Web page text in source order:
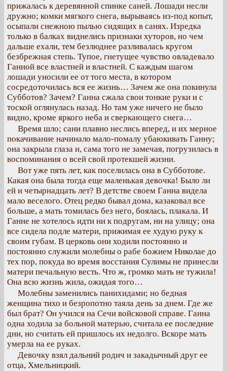
прижалась к деревянной спинке саней. Лошади несли
дружно; комки мягкого снега, вырываясь из-под копыт,
осыпали снежною пылью сидящих в санях. Изредка
только в балках виднелись признаки хуторов, но чем
дальше ехали, тем безлюднее разливалась кругом
безбрежная степь. Тупое, гнетущее чувство овладевало
Ганной все властней и властней. С каждым шагом
лошади уносили ее от того места, в котором
сосредоточилась вся ее жизнь… Зачем же она покинула
Субботов? Зачем? Ганна сжала свои тонкие руки и с
тоской оглянулась назад. Но там уже ничего не было
видно, кроме яркого неба и сверкающего снега…
Время шло; сани плавно неслись вперед, и их мерное
покачивание начинало мало-помалу убаюкивать Ганну;
она закрыла глаза и, сама того не замечая, погрузилась в
воспоминания о всей свой протекшей жизни.
Вот уже пять лет, как поселилась она в Субботове.
Какая она была тогда еще маленькая девочка! Было ли
ей и четырнадцать лет? В детстве своем Ганна видела
мало веселого. Отец редко бывал дома, казаковал все
больше, а мать томилась без него, боялась, плакала. И
Ганне не хотелось идти ни к подругам, ни на улицу; она
все сидела подле матери, прижимая ее худую руку к
своим губам. В церковь они ходили постоянно и
постоянно служили молебны о рабе божием Николае до
тех пор, покуда во время восстания Сулимы не принесли
матери печальную весть. Что ж, громко мать не тужила!
Она всю жизнь жила, ожидая того…
Молебны заменились панихидами; но бедная
женщина тихо и безропотно таяла день за днем. Где же
был брат? Он учился на Сечи войсковой справе. Ганна
одна ходила за больной матерью, считала ее последние
дни, но считать ей пришлось их недолго. Вскоре мать
умерла на ее руках.
Девочку взял дальний родич и закадычный друг ее
отца, Хмельницкий.